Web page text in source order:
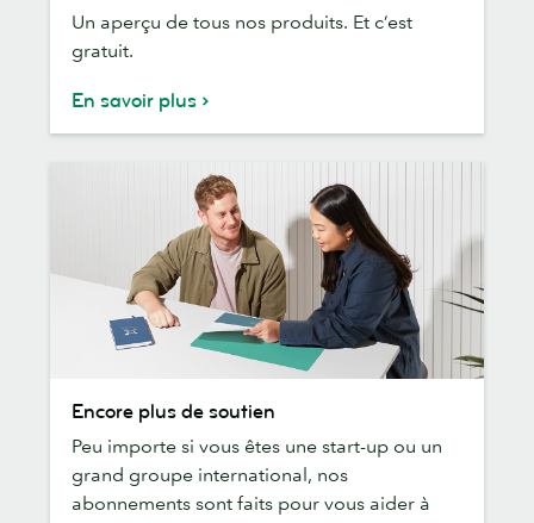
gamme
complète
Un aperçu de tous nos produits. Et c’est
gratuit.
En savoir plus
plus
soutien
Encore plus de soutien
Peu importe si vous êtes une start-up ou un
grand groupe international, nos
abonnements sont faits pour vous aider à